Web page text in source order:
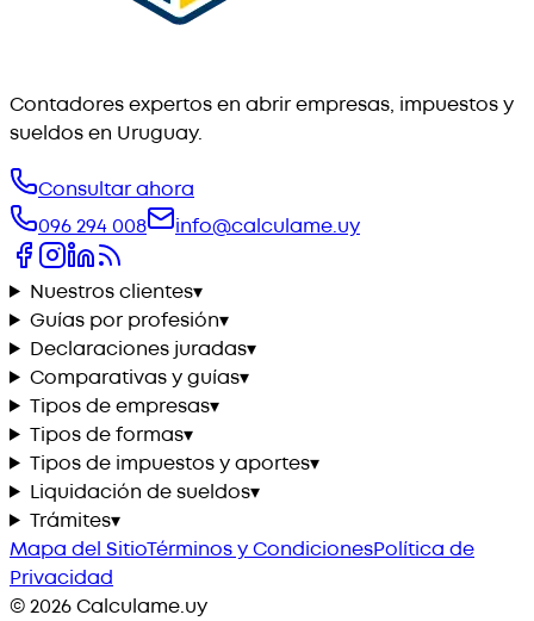
Contadores expertos en abrir empresas, impuestos y
sueldos en Uruguay.
Consultar ahora
096 294 008
info@calculame.uy
Nuestros clientes▾
Guías por profesión▾
Declaraciones juradas▾
Comparativas y guías▾
Tipos de empresas▾
Tipos de formas▾
Tipos de impuestos y aportes▾
Liquidación de sueldos▾
Trámites▾
Mapa del SitioTérminos y CondicionesPolítica de
Privacidad
©2026Calculame.uy